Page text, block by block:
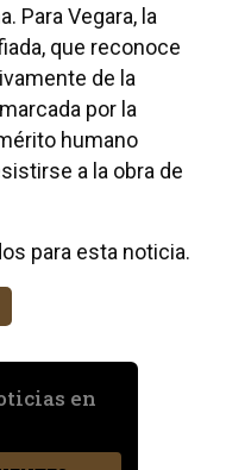
Para Vegara, la
que reconoce
de la
por la
humano
a la obra de
para esta noticia.
en